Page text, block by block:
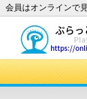
会員はオンラインで